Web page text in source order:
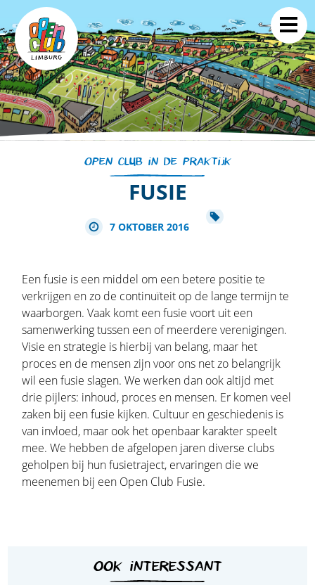
OPEN CLUB IN DE PRAKTIJK
FUSIE
7 OKTOBER 2016
Een fusie is een middel om een betere positie te
verkrijgen en zo de continuïteit op de lange termijn te
waarborgen. Vaak komt een fusie voort uit een
samenwerking tussen een of meerdere verenigingen.
Visie en strategie is hierbij van belang, maar het
proces en de mensen zijn voor ons net zo belangrijk
wil een fusie slagen. We werken dan ook altijd met
drie pijlers: inhoud, proces en mensen. Er komen veel
zaken bij een fusie kijken. Cultuur en geschiedenis is
van invloed, maar ook het openbaar karakter speelt
mee. We hebben de afgelopen jaren diverse clubs
geholpen bij hun fusietraject, ervaringen die we
meenemen bij een Open Club Fusie.
OOK INTERESSANT